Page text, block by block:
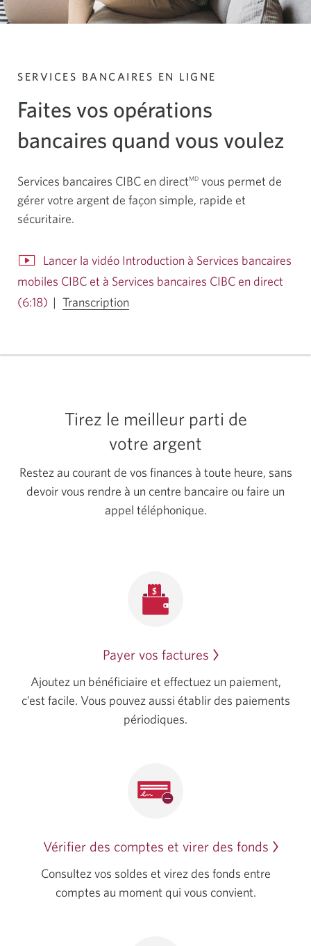
SERVICES BANCAIRES EN LIGNE
Faites vos opérations
bancaires quand vous voulez
Services bancaires CIBC en directMD vous permet de
gérer votre argent de façon simple, rapide et
sécuritaire.
Lancer la vidéo Introduction à Services bancaires
mobiles CIBC et à Services bancaires CIBC en direct
(6:18) Une
| Transcription
Introduction
bancaires
CIBC
et
à
Services
direct.
Une
nouvelle
s’affichera
dans
votre
navigateur.
Tirez le meilleur parti de
votre argent
Restez au courant de vos finances à toute heure, sans
devoir vous rendre à un centre bancaire ou faire un
appel téléphonique.
Payer vos factures
Ajoutez un bénéficiaire et effectuez un paiement,
c’est facile. Vous pouvez aussi établir des paiements
périodiques.
Vérifier des comptes et virer des fonds
Consultez vos soldes et virez des fonds entre
comptes au moment qui vous convient.